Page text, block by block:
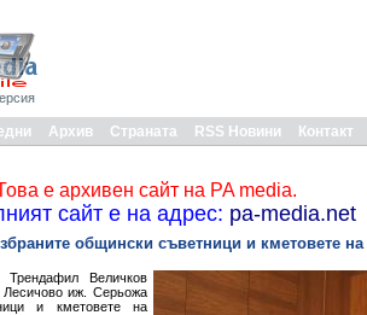
Архив Страната RSS Новини Контакт
е архивен сайт на PA media.
сайт е на адрес: pa-media.net
общински съветници и кметовете на
Величков
иж. Серьожа
и кметовете на